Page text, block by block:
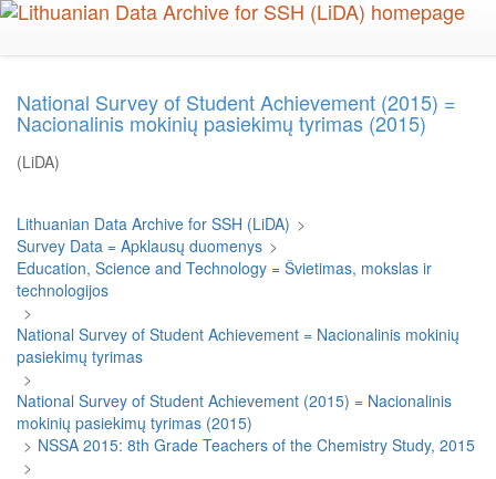
Skip
National Survey of Student Achievement (2015) =
Nacionalinis mokinių pasiekimų tyrimas (2015)
(LiDA)
Lithuanian Data Archive for SSH (LiDA) >
Survey Data = Apklausų duomenys >
Education, Science and Technology = Švietimas, mokslas ir
technologijos
>
National Survey of Student Achievement = Nacionalinis mokinių
pasiekimų tyrimas
>
National Survey of Student Achievement (2015) = Nacionalinis
mokinių pasiekimų tyrimas (2015)
> NSSA 2015: 8th Grade Teachers of the Chemistry Study, 2015
>